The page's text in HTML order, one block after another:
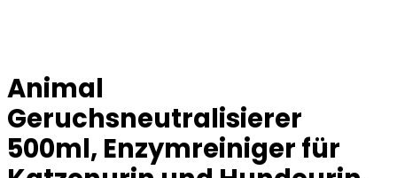
Animal
Geruchsneutralisierer
500ml, Enzymreiniger für